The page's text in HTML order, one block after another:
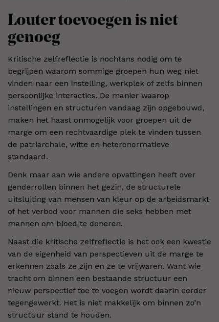
Louter toevoegen is niet
genoeg
Kritische zelfreflectie is nochtans nodig om te
begrijpen waarom sommige groepen hun weg niet
vinden naar een instelling, werkplek of zelfs binnen
persoonlijke interacties. De manier waarop
instellingen en structuren vandaag zijn opgebouwd,
maken het haast onmogelijk voor groepen uit de
marge om een rechtvaardige plek te vinden tussen
de patriarchale, witte en heteronormatieve
standaard.
Denk maar aan wie andere opvattingen heeft over
genderrollen binnen het gezin, de structurele
uitsluiting van mensen van kleur op de arbeidsmarkt
of het verbod voor mannen die seks hebben met
mannen om bloed te doneren.
Naast die kritische zelfreflectie is het ook een kwestie
van de eigenheid van perspectieven uit de marge te
erkennen zoals ze zijn en ze te vrijwaren. Want wie
tracht om binnen een bestaande structuur een
nieuw perspectief toe te voegen wordt daarin eerder
tegengewerkt. Het is niet makkelijk om binnen zo’n
structuur stand te houden.